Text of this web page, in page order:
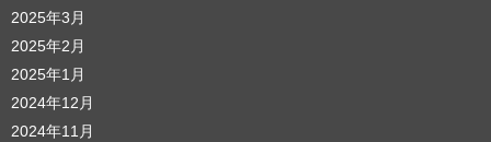
2025年3月
2025年2月
2025年1月
2024年12月
2024年11月